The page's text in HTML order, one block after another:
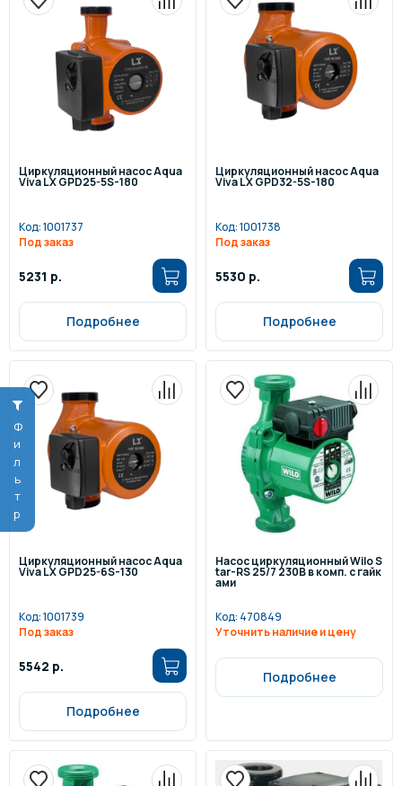
Фильтр
Циркуляционный насос Aqua
Viva LX GPD25-5S-180
Код:1001737
Под заказ
5231 р.
Подробнее
Циркуляционный насос Aqua
Viva LX GPD32-5S-180
Код:1001738
Под заказ
5530 р.
Подробнее
Циркуляционный насос Aqua
Viva LX GPD25-6S-130
Код:1001739
Под заказ
5542 р.
Подробнее
Насос циркуляционный Wilo S
tar-RS 25/7 230В в комп. с гайк
ами
Код: 470849
Уточнить наличие и цену
Подробнее